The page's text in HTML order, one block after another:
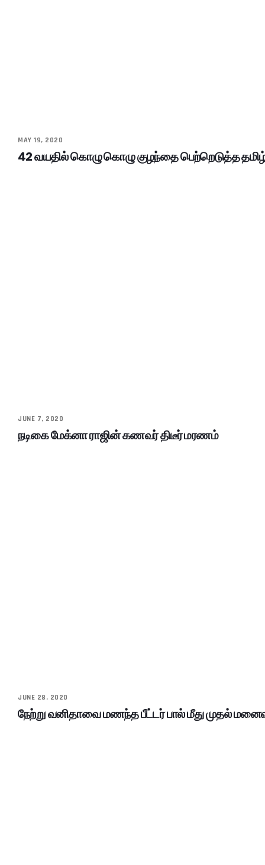
MAY 19, 2020
42 வயதில் கொழு கொழு குழந்தை பெற்றெடுத்த தமிழ்
JUNE 7, 2020
நடிகை மேக்னா ராஜின் கணவர் திடீர் மரணம்
JUNE 28, 2020
நேற்று வனிதாவை மணந்த பீட்டர் பால் மீது முதல்